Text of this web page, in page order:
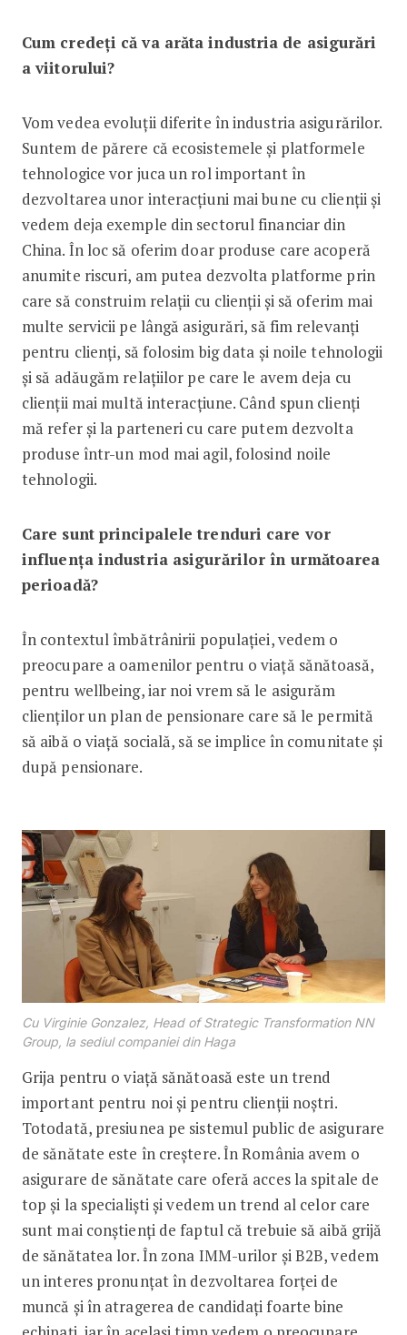
Cum credeți că va arăta industria de asigurări
a viitorului?
Vom vedea evoluții diferite în industria asigurărilor.
Suntem de părere că ecosistemele și platformele
tehnologice vor juca un rol important în
dezvoltarea unor interacțiuni mai bune cu clienții și
vedem deja exemple din sectorul financiar din
China. În loc să oferim doar produse care acoperă
anumite riscuri, am putea dezvolta platforme prin
care să construim relații cu clienții și să oferim mai
multe servicii pe lângă asigurări, să fim relevanți
pentru clienți, să folosim big data și noile tehnologii
și să adăugăm relațiilor pe care le avem deja cu
clienții mai multă interacțiune. Când spun clienți
mă refer și la parteneri cu care putem dezvolta
produse într-un mod mai agil, folosind noile
tehnologii.
Care sunt principalele trenduri care vor
influența industria asigurărilor în următoarea
perioadă?
În contextul îmbătrânirii populației, vedem o
preocupare a oamenilor pentru o viață sănătoasă,
pentru wellbeing, iar noi vrem să le asigurăm
clienților un plan de pensionare care să le permită
să aibă o viață socială, să se implice în comunitate și
după pensionare.
Cu Virginie Gonzalez, Head of Strategic Transformation NN
Group, la sediul companiei din Haga
Grija pentru o viață sănătoasă este un trend
important pentru noi și pentru clienții noștri.
Totodată, presiunea pe sistemul public de asigurare
de sănătate este în creștere. În România avem o
asigurare de sănătate care oferă acces la spitale de
top și la specialiști și vedem un trend al celor care
sunt mai conștienți de faptul că trebuie să aibă grijă
de sănătatea lor. În zona IMM-urilor și B2B, vedem
un interes pronunțat în dezvoltarea forței de
muncă și în atragerea de candidați foarte bine